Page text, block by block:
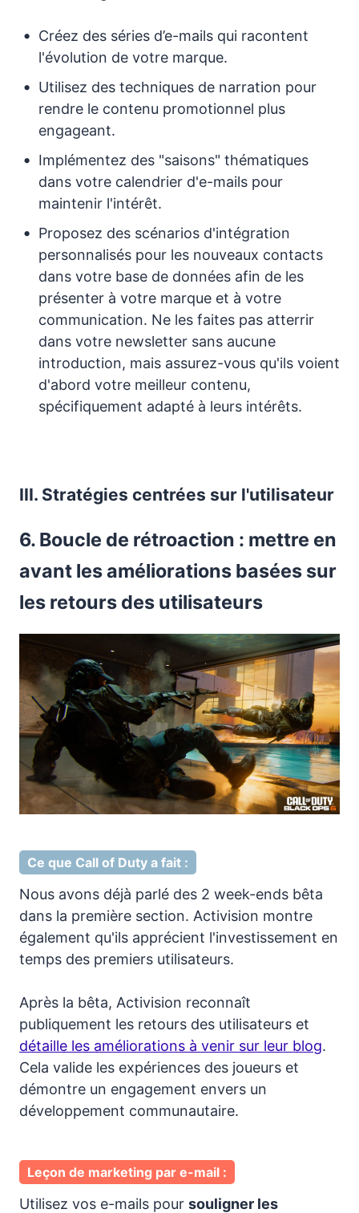
Créez des séries d’e-mails qui racontent
l'évolution de votre marque.
Utilisez des techniques de narration pour
rendre le contenu promotionnel plus
engageant.
Implémentez des "saisons" thématiques
dans votre calendrier d'e-mails pour
maintenir l'intérêt.
Proposez des scénarios d'intégration
personnalisés pour les nouveaux contacts
dans votre base de données afin de les
présenter à votre marque et à votre
communication. Ne les faites pas atterrir
dans votre newsletter sans aucune
introduction, mais assurez-vous qu'ils voient
d'abord votre meilleur contenu,
spécifiquement adapté à leurs intérêts.
III. Stratégies centrées sur l'utilisateur
6. Boucle de rétroaction : mettre en
avant les améliorations basées sur
les retours des utilisateurs
Ce que Call of Duty a fait :
Nous avons déjà parlé des 2 week-ends bêta
dans la première section. Activision montre
également qu'ils apprécient l'investissement en
temps des premiers utilisateurs.
Après la bêta, Activision reconnaît
publiquement les retours des utilisateurs et
détaille les améliorations à venir sur leur blog.
Cela valide les expériences des joueurs et
démontre un engagement envers un
développement communautaire.
Leçon de marketing par e-mail :
Utilisez vos e-mails pour souligner les